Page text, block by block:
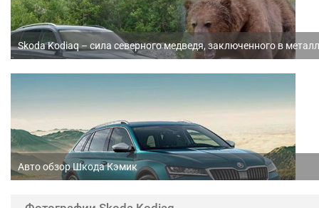
Skoda Kodiaq – сила северного медведя, заключенного в металл
Авто обзор Шкода Кэмик